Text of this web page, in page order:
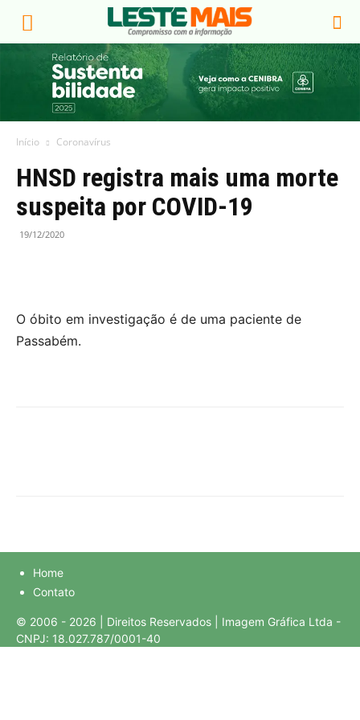
Início Coronavírus
HNSD registra mais uma morte
suspeita por COVID-19
19/12/2020
O óbito em investigação é de uma paciente de
Passabém.
Home
Contato
© 2006 - 2026 | Direitos Reservados | Imagem Gráfica Ltda -
CNPJ: 18.027.787/0001-40